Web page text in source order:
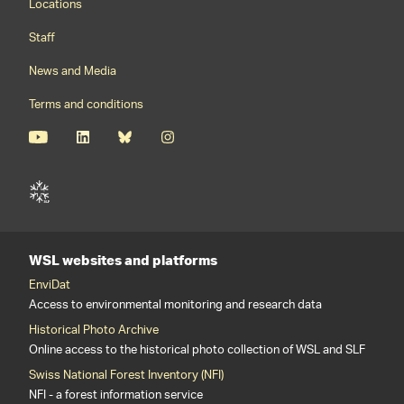
Staff
News and Media
Terms and conditions
WSL websites and platforms
EnviDat
Access to environmental monitoring and research data
Historical Photo Archive
Online access to the historical photo collection of WSL and SLF
Swiss National Forest Inventory (NFI)
NFI - a forest information service